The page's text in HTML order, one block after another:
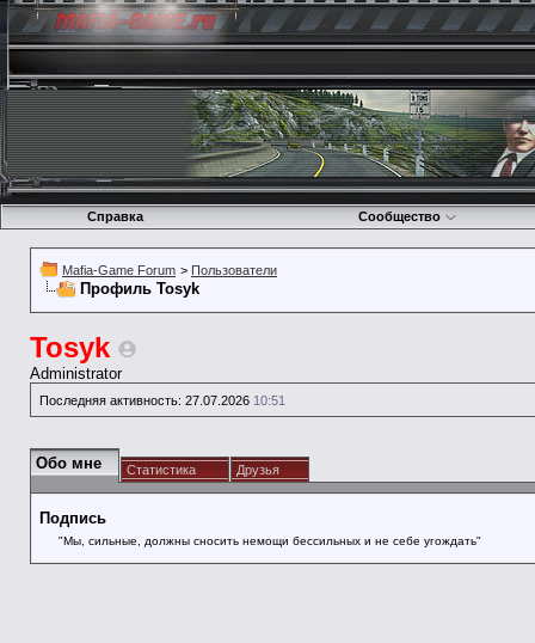
Справка Сообщество
Mafia-Game Forum > Пользователи
Профиль Tosyk
Tosyk
Administrator
Последняя активность: 27.07.2026 10:51
Обо мне Статистика Друзья
Подпись
"Мы, сильные, должны сносить немощи бессильных и не себе угождать"